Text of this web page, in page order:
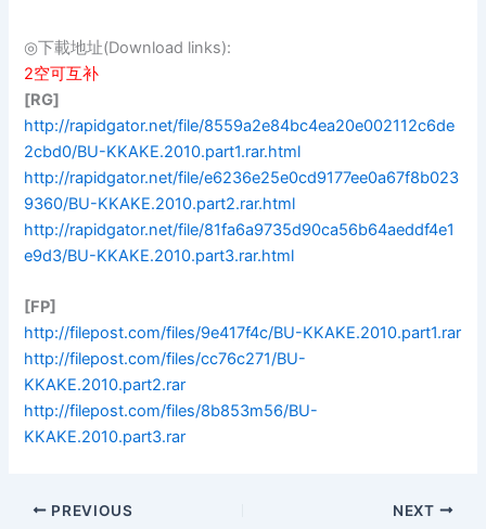
◎下載地址(Download links):
2空可互补
[RG]
http://rapidgator.net/file/8559a2e84bc4ea20e002112c6de
2cbd0/BU-KKAKE.2010.part1.rar.html
http://rapidgator.net/file/e6236e25e0cd9177ee0a67f8b023
9360/BU-KKAKE.2010.part2.rar.html
http://rapidgator.net/file/81fa6a9735d90ca56b64aeddf4e1
e9d3/BU-KKAKE.2010.part3.rar.html
[FP]
http://filepost.com/files/9e417f4c/BU-KKAKE.2010.part1.rar
http://filepost.com/files/cc76c271/BU-
KKAKE.2010.part2.rar
http://filepost.com/files/8b853m56/BU-
KKAKE.2010.part3.rar
PREVIOUS NEXT